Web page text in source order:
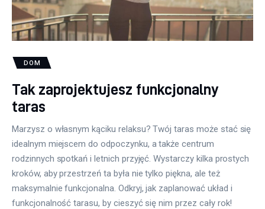
DOM
Tak zaprojektujesz funkcjonalny
taras
Marzysz o własnym kąciku relaksu? Twój taras może stać się
idealnym miejscem do odpoczynku, a także centrum
rodzinnych spotkań i letnich przyjęć. Wystarczy kilka prostych
kroków, aby przestrzeń ta była nie tylko piękna, ale też
maksymalnie funkcjonalna. Odkryj, jak zaplanować układ i
funkcjonalność tarasu, by cieszyć się nim przez cały rok!